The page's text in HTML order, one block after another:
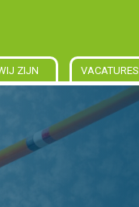
ZIJN VACATURES